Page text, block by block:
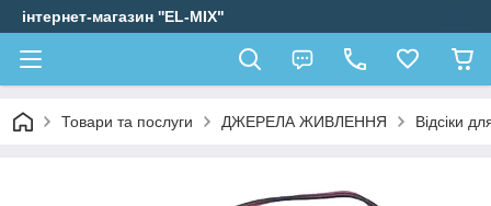
інтернет-магазин ''EL-MIX"
Товари та послуги ДЖЕРЕЛА ЖИВЛЕННЯ Відсіки